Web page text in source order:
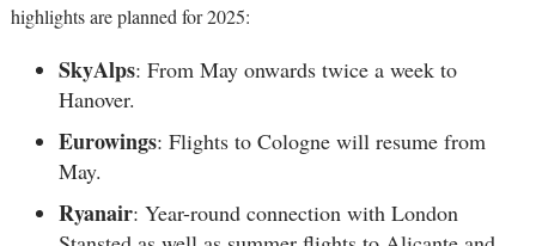
highlights are planned for 2025:
SkyAlps: From May onwards twice a week to
Hanover.
Eurowings: Flights to Cologne will resume from
May.
Ryanair: Year-round connection with London